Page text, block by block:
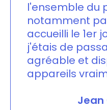
l'ensemble du
notamment
accueilli le 1er
j'étais de
agréable et
appareils
Jean